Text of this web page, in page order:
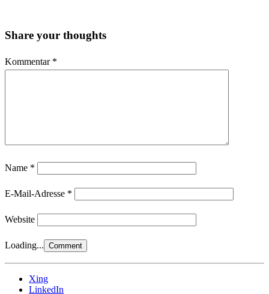
Share your thoughts
Kommentar *
Name *
E-Mail-Adresse *
Website
Loading...
Xing
LinkedIn